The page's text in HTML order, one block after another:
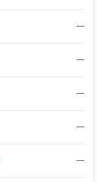
—
—
—
—
—